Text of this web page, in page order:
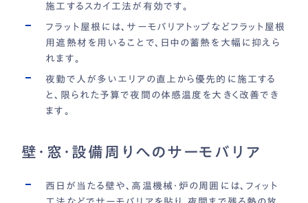
施工するスカイ工法が有効です。
フラット屋根には、サーモバリアトップなどフラット屋根
用遮熱材を用いることで、日中の蓄熱を大幅に抑えら
れます。
夜勤で人が多いエリアの直上から優先的に施工する
と、限られた予算で夜間の体感温度を大きく改善でき
ます。
壁・窓・設備周りへのサーモバリア
西日が当たる壁や、高温機械・炉の周囲には、フィット